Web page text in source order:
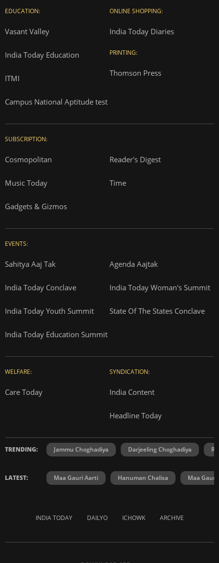
EDUCATION:
Vasant Valley
India Today Education
ITMI
Campus National Aptitude test
ONLINE SHOPPING:
India Today Diaries
PRINTING:
Thomson Press
SUBSCRIPTION:
Cosmopolitan Reader's Digest
Music Today Time
Gadgets & Gizmos
EVENTS:
Sahitya Aaj Tak Agenda Aajtak
India Today Conclave India Today Woman's Summit
India Today Youth Summit State Of The States Conclave
India Today Education Summit
WELFARE:
Care Today
SYNDICATION:
India Content
Headline Today
TRENDING: Jammu Choghadiya Darjeeling Choghadiya
LATEST: Maa Gauri Aarti Hanuman Chalisa Maa Gauri
INDIA TODAY DAILYO ICHOWK ARCHIVE